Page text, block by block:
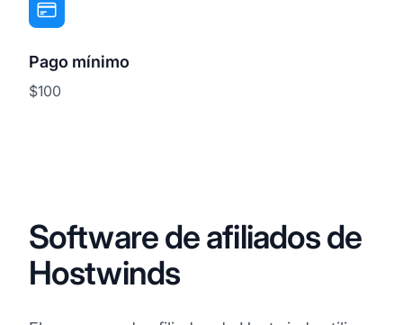
Pago mínimo
$100
Software de afiliados de
Hostwinds